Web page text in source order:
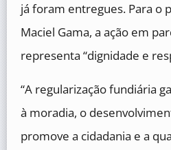
já foram entregues. Para o
Maciel Gama, a ação em
representa “dignidade e
“A regularização fundiária
à moradia, o
promove a cidadania e a